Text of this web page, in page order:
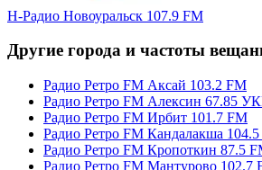
Н-Радио Новоуральск 107.9 FM
Другие города и частоты
Радио Ретро FM Аксай 103.2 FM
Радио Ретро FM Алексин 67.85
Радио Ретро FM Ирбит 101.7 FM
Радио Ретро FM Кандалакша
Радио Ретро FM Кропоткин 87.5
Радио Ретро FM Мантурово 102.7